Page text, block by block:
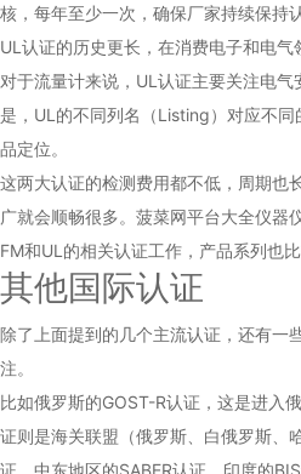
核，每年至少一次，确保厂家持续保持
UL认证的历史更长，在消费电子和电气
对于流量计来说，UL认证主要关注电
是，UL的不同列名（Listing）对应不
品定位。
这两大认证的检测费用都不低，周期也
广就会顺畅很多。菠菜网平台大全仪器
FM和UL的相关认证工作，产品系列也比
其他国际认证
除了上面提到的几个主流认证，还有一
注。
比如俄罗斯的GOST-R认证，这是进入
证则是海关联盟（俄罗斯、白俄罗斯、